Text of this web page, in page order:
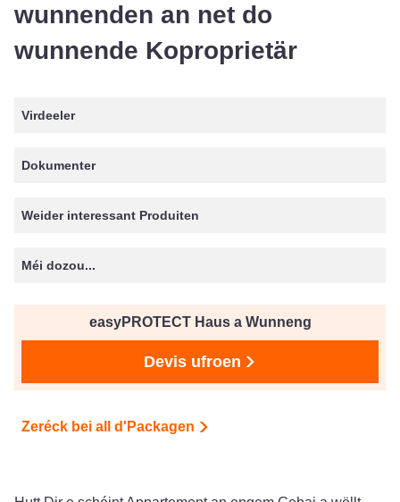
wunnenden an net do
wunnende Koproprietär
Virdeeler
Dokumenter
Weider interessant Produiten
Méi dozou...
easyPROTECT Haus a Wunneng
Devis ufroen
Zeréck bei all d'Packagen